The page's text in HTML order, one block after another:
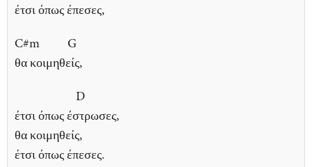
έτσι όπως έπεσες,
C#m G
θα κοιμηθείς,
D
έτσι όπως έστρωσες,
θα κοιμηθείς,
έτσι όπως έπεσες.